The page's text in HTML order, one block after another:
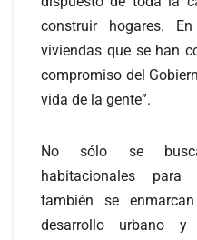
construir hogares.
viviendas que se han
compromiso del
vida de la gente”.
No sólo se
habitacionales
también se
desarrollo urbano y